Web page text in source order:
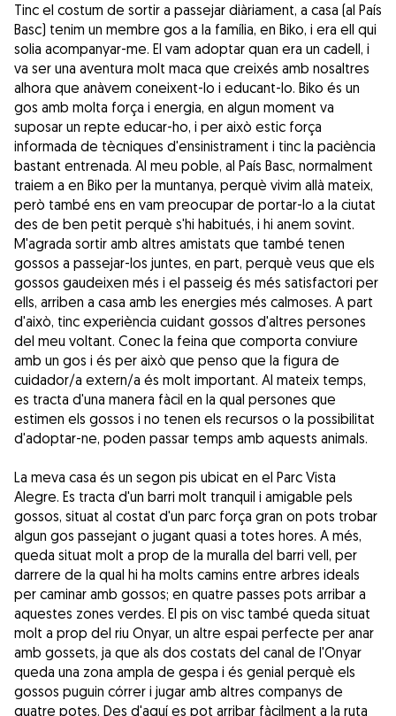
Tinc el costum de sortir a passejar diàriament, a casa (al País
Basc) tenim un membre gos a la família, en Biko, i era ell qui
solia acompanyar-me. El vam adoptar quan era un cadell, i
va ser una aventura molt maca que creixés amb nosaltres
alhora que anàvem coneixent-lo i educant-lo. Biko és un
gos amb molta força i energia, en algun moment va
suposar un repte educar-ho, i per això estic força
informada de tècniques d'ensinistrament i tinc la paciència
bastant entrenada. Al meu poble, al País Basc, normalment
traiem a en Biko per la muntanya, perquè vivim allà mateix,
però també ens en vam preocupar de portar-lo a la ciutat
des de ben petit perquè s'hi habitués, i hi anem sovint.
M'agrada sortir amb altres amistats que també tenen
gossos a passejar-los juntes, en part, perquè veus que els
gossos gaudeixen més i el passeig és més satisfactori per
ells, arriben a casa amb les energies més calmoses. A part
d'això, tinc experiència cuidant gossos d'altres persones
del meu voltant. Conec la feina que comporta conviure
amb un gos i és per això que penso que la figura de
cuidador/a extern/a és molt important. Al mateix temps,
es tracta d'una manera fàcil en la qual persones que
estimen els gossos i no tenen els recursos o la possibilitat
d'adoptar-ne, poden passar temps amb aquests animals.
La meva casa és un segon pis ubicat en el Parc Vista
Alegre. Es tracta d'un barri molt tranquil i amigable pels
gossos, situat al costat d'un parc força gran on pots trobar
algun gos passejant o jugant quasi a totes hores. A més,
queda situat molt a prop de la muralla del barri vell, per
darrere de la qual hi ha molts camins entre arbres ideals
per caminar amb gossos; en quatre passes pots arribar a
aquestes zones verdes. El pis on visc també queda situat
molt a prop del riu Onyar, un altre espai perfecte per anar
amb gossets, ja que als dos costats del canal de l'Onyar
queda una zona ampla de gespa i és genial perquè els
gossos puguin córrer i jugar amb altres companys de
quatre potes. Des d'aquí es pot arribar fàcilment a la ruta